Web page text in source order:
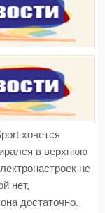
хочется
в верхнюю
не
нет,
достаточно.